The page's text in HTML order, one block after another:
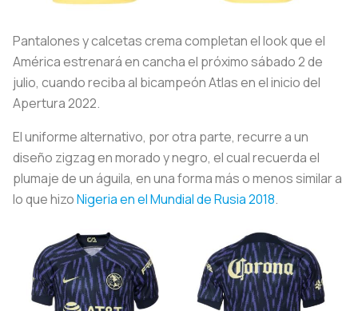
Pantalones y calcetas crema completan el look que el
América estrenará en cancha el próximo sábado 2 de
julio, cuando reciba al bicampeón Atlas en el inicio del
Apertura 2022.
El uniforme alternativo, por otra parte, recurre a un
diseño zigzag en morado y negro, el cual recuerda el
plumaje de un águila, en una forma más o menos similar a
lo que hizoNigeria en el Mundial de Rusia 2018.